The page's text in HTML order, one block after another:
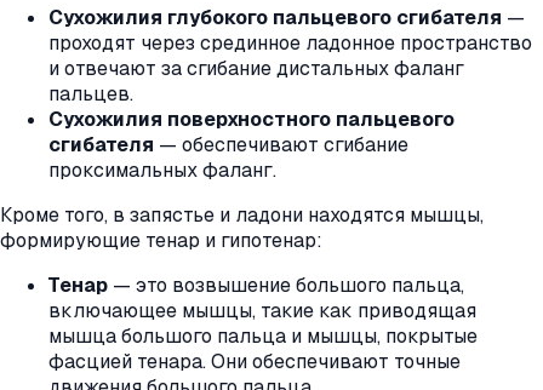
Сухожилия глубокого пальцевого сгибателя —
проходят через срединное ладонное пространство
и отвечают за сгибание дистальных фаланг
пальцев.
Сухожилия поверхностного пальцевого
сгибателя — обеспечивают сгибание
проксимальных фаланг.
Кроме того, в запястье и ладони находятся мышцы,
формирующие тенар и гипотенар:
Тенар — это возвышение большого пальца,
включающее мышцы, такие как приводящая
мышца большого пальца и мышцы, покрытые
фасцией тенара. Они обеспечивают точные